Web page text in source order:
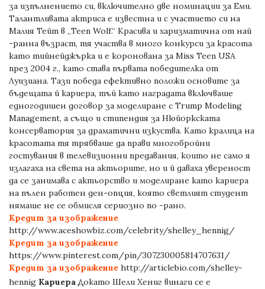
за изпълнението си, включително две номинации за Еми.
Талантливата актриса е известна и с участието си на
Малия Тейт в „Teen Wolf.“ Красива и харизматична от най
-ранна възраст, тя участва в много конкурси за красота
като тийнейджърка и е коронована за Miss Teen USA
през 2004 г., като става първата победителка от
Луизиана. Тази победа ефективно положи основите за
бъдещата й кариера, тъй като наградата включваше
едногодишен договор за моделиране с Trump Modeling
Management, а също и стипендия за Нюйоркската
консерватория за драматични изкуства. Като кралица на
красотата тя трябваше да прави многобройни
гостувания в телевизионни предавания, които не само я
излагаха на света на актьорите, но и й даваха увереност
да се занимава с актьорство и моделиране като кариера
на пълен работен ден-опция, която светлият студент
нямаше не се обмисля сериозно по -рано.
Кредит за изображение
http://www.aceshowbiz.com/celebrity/shelley_hennig/
Кредит за изображение
https://www.pinterest.com/pin/307230005814707631/
Кредит за изображение http://articlebio.com/shelley-
hennig Предишен
Следващия
КариераДокато Шели Хениг винаги се е